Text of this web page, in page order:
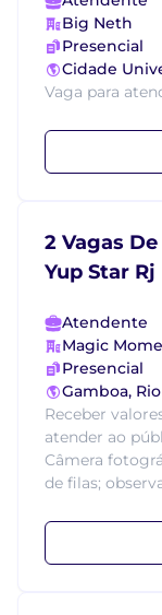
Big Neth
Presencial
Cidade
Vaga para
2 Vagas
Yup Star Rj
Atendente
Magic
Presencial
Gamboa,
Receber
atender ao
Câmera
de filas;